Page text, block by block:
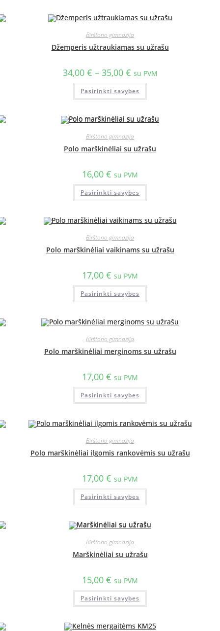
Birštono gimnazija
Džemperis užtraukiamas su užrašu
34,00 € – 35,00 € su PVM
Pasirinkti savybes
Birštono gimnazija
Polo marškinėliai su užrašu
16,00 € su PVM
Pasirinkti savybes
Birštono gimnazija
Polo marškinėliai vaikinams su užrašu
17,00 € su PVM
Pasirinkti savybes
Birštono gimnazija
Polo marškinėliai merginoms su užrašu
17,00 € su PVM
Pasirinkti savybes
Birštono gimnazija
Polo marškinėliai ilgomis rankovėmis su užrašu
17,00 € su PVM
Pasirinkti savybes
Birštono gimnazija
Marškinėliai su užrašu
15,00 € su PVM
Pasirinkti savybes